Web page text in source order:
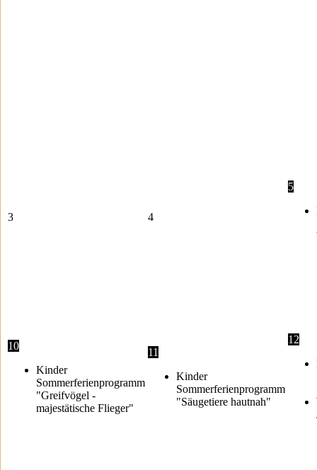
3 4
5
10
Kinder
Sommerferienprogramm
"Greifvögel -
majestätische Flieger"
11
Kinder
Sommerferienprogramm
"Säugetiere hautnah"
12